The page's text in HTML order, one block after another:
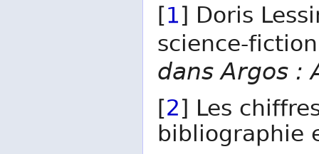
[1] Doris
science-
dans Argos :
[2] Les
bibliographie